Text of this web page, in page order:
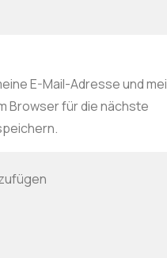
E-Mail-Adresse und
Browser für die nächste